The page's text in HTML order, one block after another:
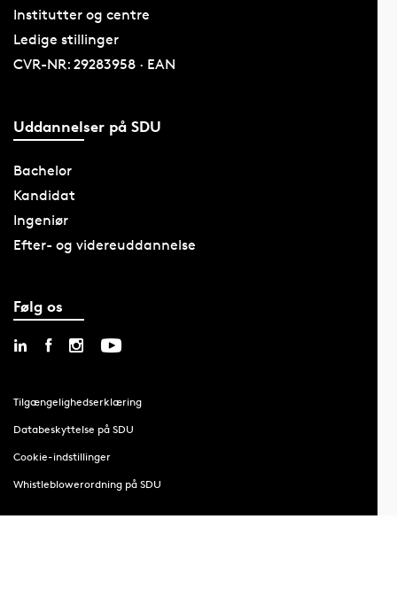
Institutter og centre
Ledige stillinger
CVR-NR: 29283958 · EAN
Uddannelser på SDU
Bachelor
Kandidat
Ingeniør
Efter- og videreuddannelse
Følg os
Tilgængelighedserklæring
Databeskyttelse på SDU
Cookie-indstillinger
Whistleblowerordning på SDU